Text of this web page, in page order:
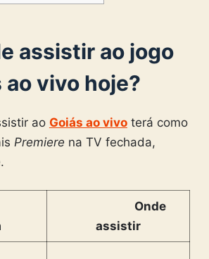
assistir ao jogo
ao vivo hoje?
ao Goiás ao vivoterá como
Premiere na TV fechada,
Onde
assistir